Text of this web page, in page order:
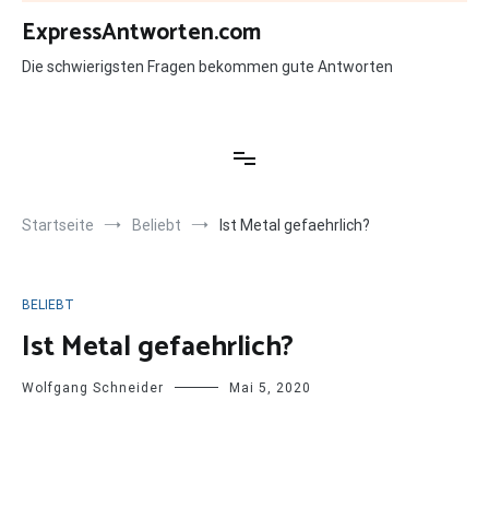
Zum
Inhalt
springen
ExpressAntworten.com
Die schwierigsten Fragen bekommen gute Antworten
Startseite Beliebt Ist Metal gefaehrlich?
BELIEBT
Ist Metal gefaehrlich?
Wolfgang Schneider Mai 5, 2020